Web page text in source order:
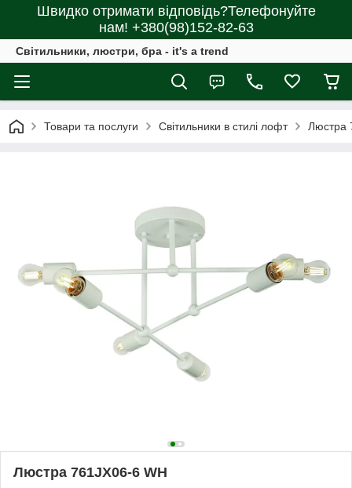
Швидко отримати відповідь?Телефонуйте
нам! +380(98)152-82-63
Світильники, люстри, бра - it's a trend
Товари та послуги Світильники в стилі лофт Люстра
Люстра 761JX06-6 WH